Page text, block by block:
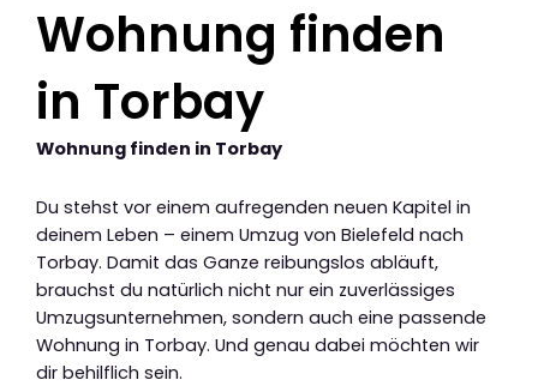
Wohnung finden
in Torbay
Wohnung finden in Torbay
Du stehst vor einem aufregenden neuen Kapitel in
deinem Leben – einem Umzug von Bielefeld nach
Torbay. Damit das Ganze reibungslos abläuft,
brauchst du natürlich nicht nur ein zuverlässiges
Umzugsunternehmen, sondern auch eine passende
Wohnung in Torbay. Und genau dabei möchten wir
dir behilflich sein.